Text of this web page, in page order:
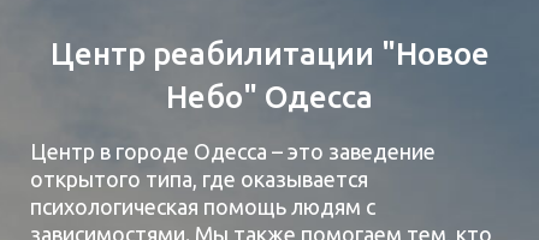
Центр реабилитации "Новое
Небо" Одесса
Центр в городе Одесса – это заведение
открытого типа, где оказывается
психологическая помощь людям с
зависимостями. Мы также помогаем тем, кто